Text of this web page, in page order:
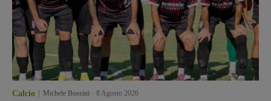
Calcio Michele Bossini 8 Agosto 2026